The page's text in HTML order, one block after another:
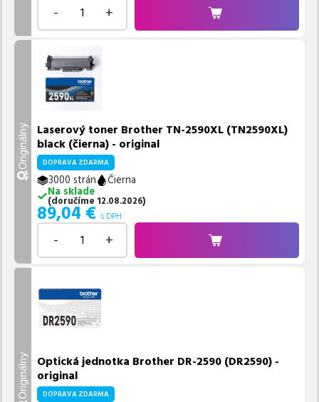
- +
Originálny Laserový toner Brother TN-2590XL (TN2590XL)
black (čierna) - original
DOPRAVA ZDARMA
3000 strán
Čierna
Na sklade
(doručíme 12.08.2026)
89,04 € s DPH
- +
Originálny Optická jednotka Brother DR-2590 (DR2590) -
original
DOPRAVA ZDARMA